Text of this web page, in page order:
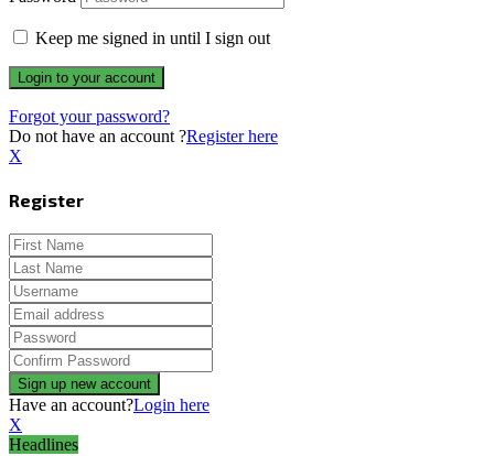
Keep me signed in until I sign out
Forgot your password?
Do not have an account ?Register here
X
Register
Have an account?Login here
X
Headlines